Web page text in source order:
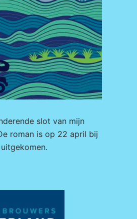
slot van mijn
roman is op 22 april bij
uitgekomen.